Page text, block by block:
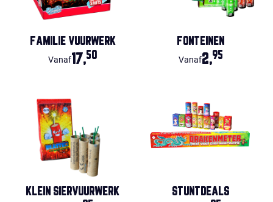
FAMILIE VUURWERK
Vanaf17,50
FONTEINEN
Vanaf2,95
KLEIN SIERVUURWERK STUNTDEALS